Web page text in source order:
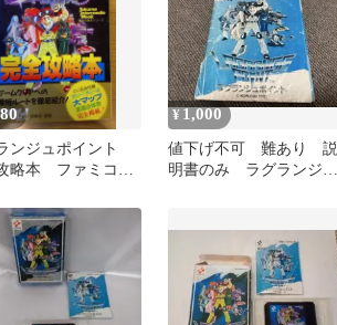
ンジュポイント
略本 ファミコン
¥ 1,000
値下げ不可 難あり 説
明書のみ ラグランジュ